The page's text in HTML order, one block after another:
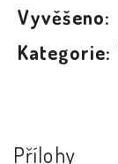
Vyvěšeno:
Kategorie:
Přílohy